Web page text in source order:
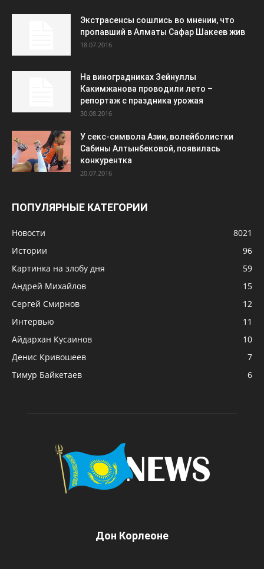
Экстрасенсы сошлись во мнении, что
пропавший в Алматы Сафар Шакеев жив
18.07.2016
На виноградниках Зейнуллы
Какимжанова проводили лето –
репортаж с праздника урожая
30.08.2016
У секс-символа Азии, волейболистки
Сабины Алтынбековой, появилась
конкурентка
20.07.2016
ПОПУЛЯРНЫЕ КАТЕГОРИИ
Новости
8021
Истории
96
Картинка на злобу дня
59
Андрей Михайлов
15
Сергей Смирнов
12
Интервью
11
Айдархан Кусаинов
10
Денис Кривошеев
7
Тимур Байкетаев
6
Дон Корлеоне